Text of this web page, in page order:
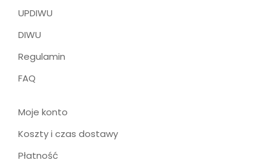
UPDIWU
DIWU
Regulamin
FAQ
Moje konto
Koszty i czas dostawy
Płatność